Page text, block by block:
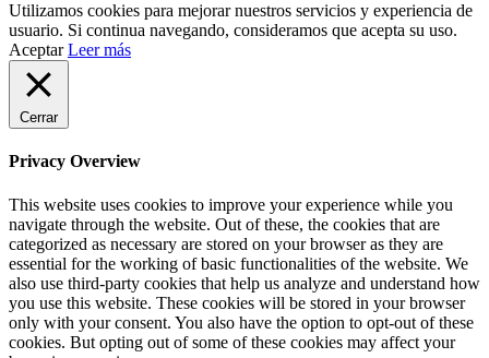
Utilizamos cookies para mejorar nuestros servicios y experiencia de
usuario. Si continua navegando, consideramos que acepta su uso.
Aceptar Leer más
Cerrar
Privacy Overview
This website uses cookies to improve your experience while you
navigate through the website. Out of these, the cookies that are
categorized as necessary are stored on your browser as they are
essential for the working of basic functionalities of the website. We
also use third-party cookies that help us analyze and understand how
you use this website. These cookies will be stored in your browser
only with your consent. You also have the option to opt-out of these
cookies. But opting out of some of these cookies may affect your